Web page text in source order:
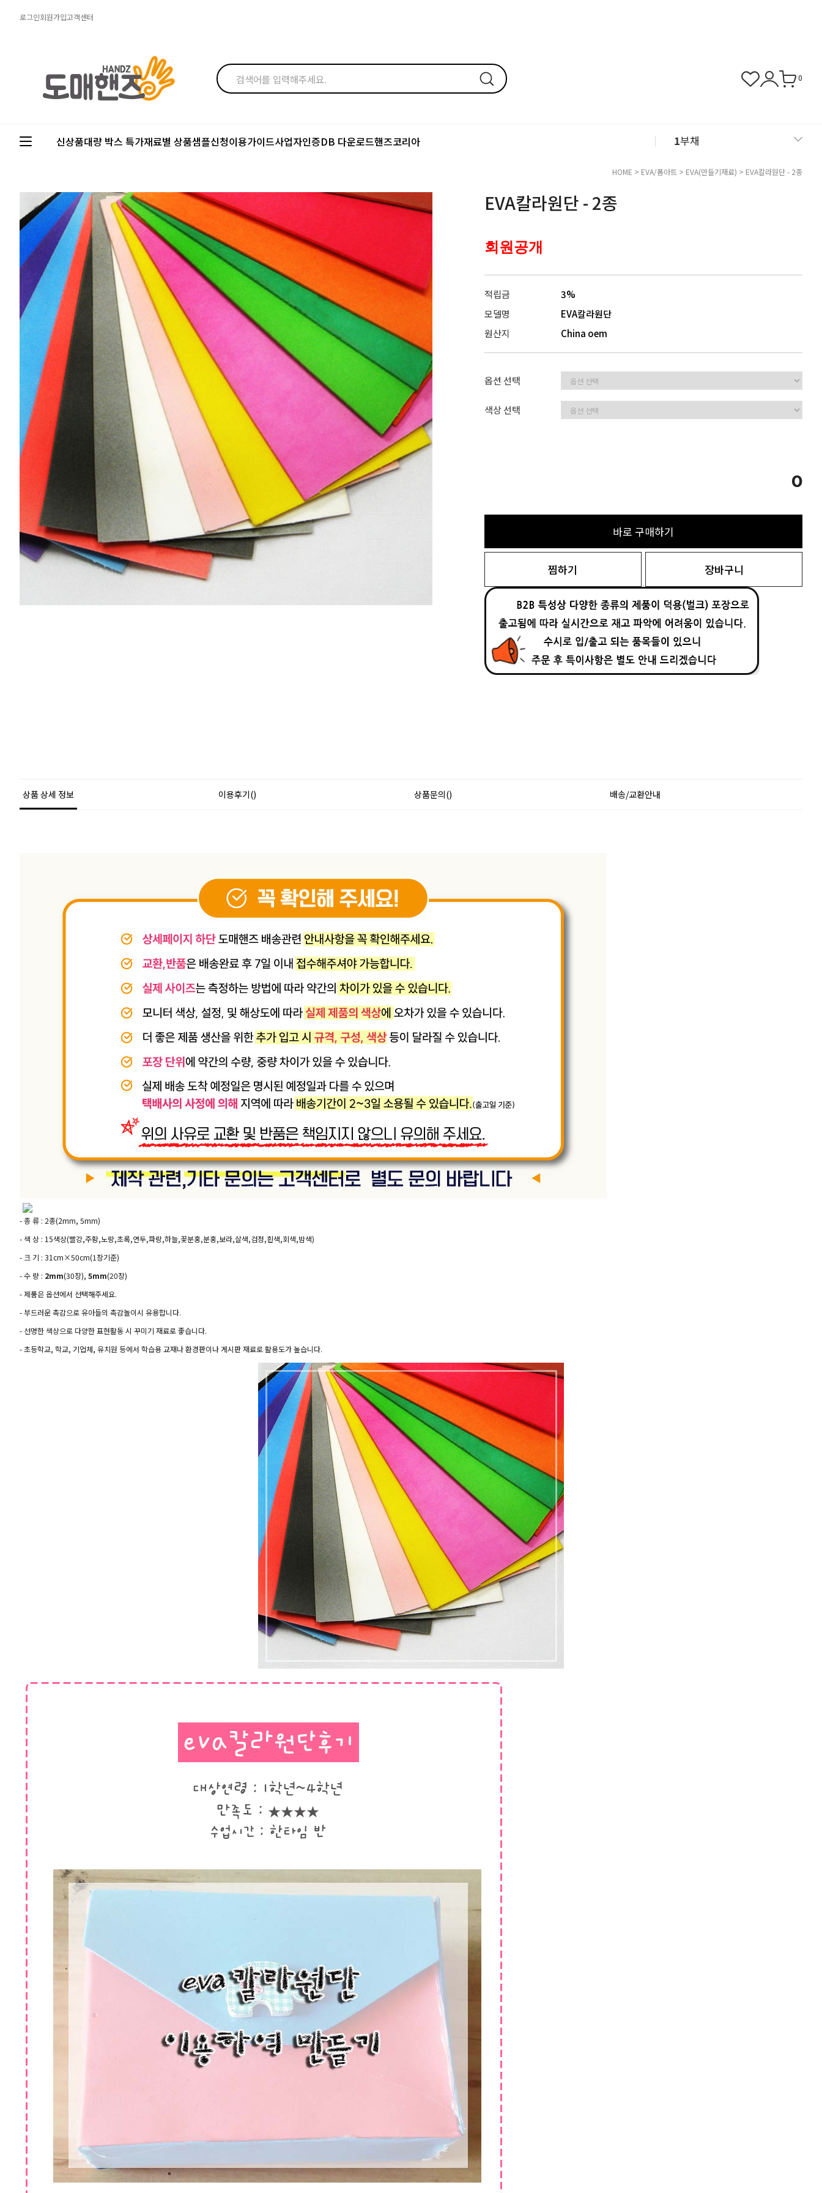
로그인회원가입고객센터
0
신상품대량 박스 특가재료별 상품샘플신청이용가이드사업자인증DB 다운로드핸즈코리아 1부채
2아크릴
5클레이
HOME > EVA/폼아트 > EVA(만들기재료) > EVA칼라원단 - 2종
EVA칼라원단 - 2종
회원공개
적립금
3%
모델명
EVA칼라원단
원산지
China oem
옵션 선택
색상 선택
0
바로 구매하기
찜하기 장바구니
상품 상세 정보 이용후기() 상품문의() 배송/교환안내
- 종 류 : 2종(2mm, 5mm)
- 색 상 : 15색상(빨강,주황,노랑,초록,연두,파랑,하늘,꽃분홍,분홍,보라,살색,검정,흰색,회색,밤색)
- 크 기 : 31cm×50cm(1장기준)
- 수 량 : 2mm(30장), 5mm(20장)
- 제품은 옵션에서 선택해주세요.
- 부드러운 촉감으로 유아들의 촉감놀이시 유용합니다.
- 선명한 색상으로 다양한 표현활동 시 꾸미기 재료로 좋습니다.
- 초등학교, 학교, 기업체, 유치원 등에서 학습용 교재나 환경판이나 게시판 재료로 활용도가 높습니다.